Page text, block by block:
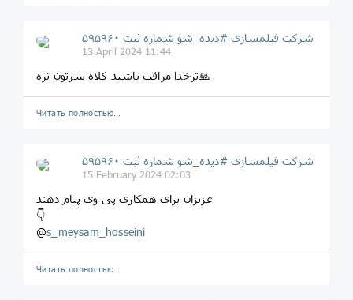
شرکت فیلمسازی #دیده_شو شماره ثبت ۵۹۵۹۶۰
13 April 2024 11:44
ترخدا مراقب باشید کلاه سرتون نره🙏
Читать полностью…
شرکت فیلمسازی #دیده_شو شماره ثبت ۵۹۵۹۶۰
15 February 2024 02:03
عزیزان برای همکاری پی وی پیام دهند
👇
@s_meysam_hosseini
Читать полностью…